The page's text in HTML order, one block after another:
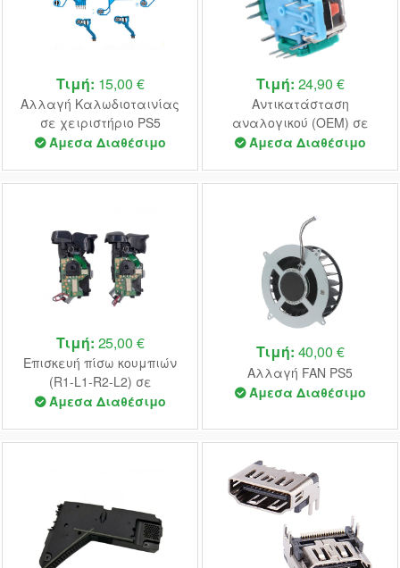
Τιμή: 15,00 €
Αλλαγή Καλωδιοταινίας
σε χειριστήριο PS5
Άμεσα Διαθέσιμο
Τιμή: 24,90 €
Αντικατάσταση
αναλογικού (OEM) σε
χειριστήριο PS5 (Αφορά το
Άμεσα Διαθέσιμο
Τιμή: 25,00 €
Επισκευή πίσω κουμπιών
(R1-L1-R2-L2) σε
χειριστήριο PS5
Άμεσα Διαθέσιμο
Τιμή: 40,00 €
Αλλαγή FAN PS5
Άμεσα Διαθέσιμο